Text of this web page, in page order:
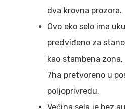
dva krovna prozora.
Ovo eko selo ima
predviđeno za
kao stambena
7ha pretvoreno u
poljoprivredu.